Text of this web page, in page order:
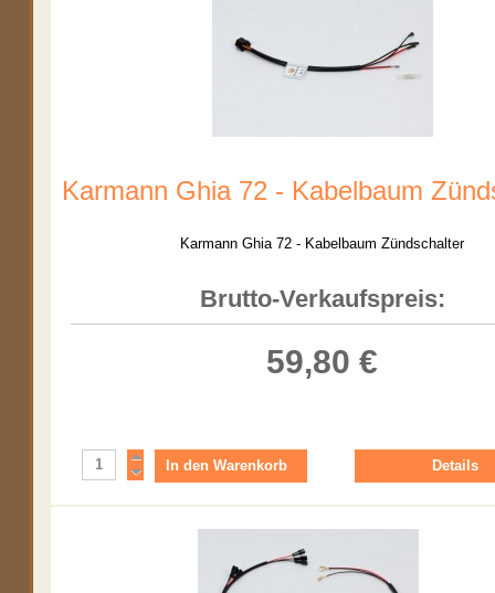
Karmann Ghia 72 - Kabelbaum
Karmann Ghia 72 - Kabelbaum Zündschalter
Brutto-Verkaufspreis:
59,80 €
Details